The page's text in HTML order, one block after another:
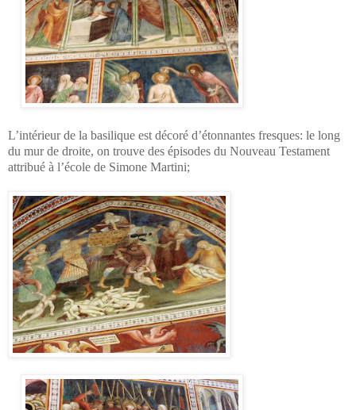
L’intérieur de la basilique est décoré d’étonnantes fresques: le long
du mur de droite, on trouve des épisodes du Nouveau Testament
attribué à l’école de Simone Martini;